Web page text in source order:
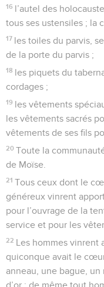
16 l’autel des
tous ses ustensiles ; la
17 les toiles du parvis,
de la porte du parvis ;
18 les piquets du
cordages ;
19 les vêtements
les vêtements sacrés
vêtements de ses fils
20 Toute la
de Moïse.
21 Tous ceux dont le
généreux vinrent
pour l’ouvrage de la
service et pour les
22 Les hommes vinrent
quiconque avait le
anneau, une bague, un
d’or ; de même tout